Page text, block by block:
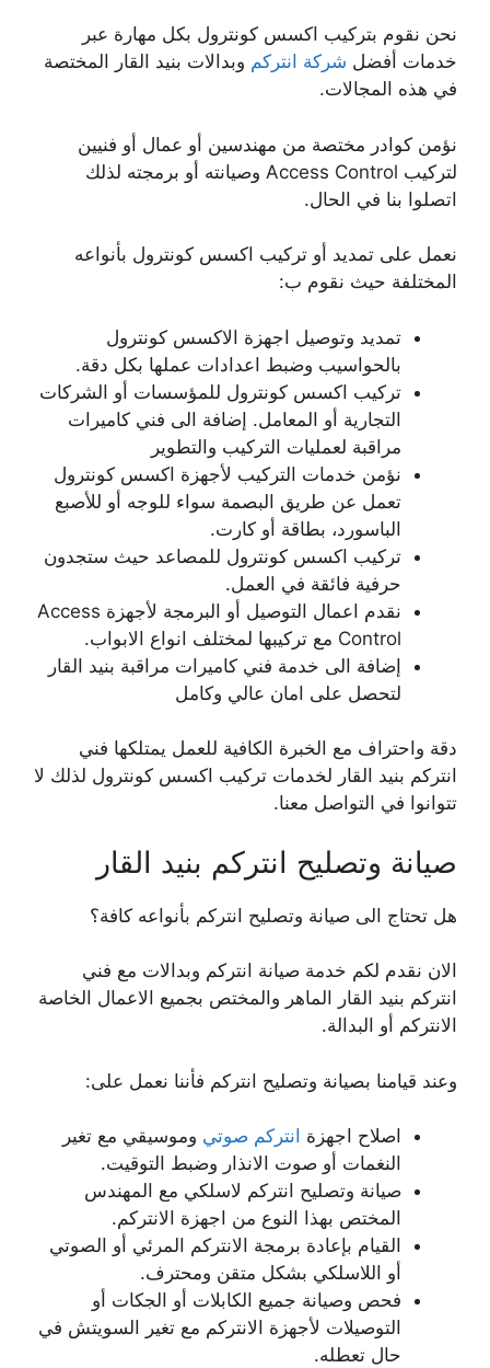
نحن نقوم بتركيب اكسس كونترول بكل مهارة عبر
خدمات أفضل شركة انتركم وبدالات بنيد القار المختصة
في هذه المجالات.
نؤمن كوادر مختصة من مهندسين أو عمال أو فنيين
لتركيب Access Control وصيانته أو برمجته لذلك
اتصلوا بنا في الحال.
نعمل على تمديد أو تركيب اكسس كونترول بأنواعه
المختلفة حيث نقوم ب:
تمديد وتوصيل اجهزة الاكسس كونترول
بالحواسيب وضبط اعدادات عملها بكل دقة.
تركيب اكسس كونترول للمؤسسات أو الشركات
التجارية أو المعامل. إضافة الى فني كاميرات
مراقبة لعمليات التركيب والتطوير
نؤمن خدمات التركيب لأجهزة اكسس كونترول
تعمل عن طريق البصمة سواء للوجه أو للأصبع
الباسورد، بطاقة أو كارت.
تركيب اكسس كونترول للمصاعد حيث ستجدون
حرفية فائقة في العمل.
نقدم اعمال التوصيل أو البرمجة لأجهزة Access
Control مع تركيبها لمختلف انواع الابواب.
إضافة الى خدمة فني كاميرات مراقبة بنيد القار
لتحصل على امان عالي وكامل
دقة واحتراف مع الخبرة الكافية للعمل يمتلكها فني
انتركم بنيد القار لخدمات تركيب اكسس كونترول لذلك لا
تتوانوا في التواصل معنا.
صيانة وتصليح انتركم بنيد القار
هل تحتاج الى صيانة وتصليح انتركم بأنواعه كافة؟
الان نقدم لكم خدمة صيانة انتركم وبدالات مع فني
انتركم بنيد القار الماهر والمختص بجميع الاعمال الخاصة
الانتركم أو البدالة.
وعند قيامنا بصيانة وتصليح انتركم فأننا نعمل على:
اصلاح اجهزة انتركم صوتي وموسيقي مع تغير
النغمات أو صوت الانذار وضبط التوقيت.
صيانة وتصليح انتركم لاسلكي مع المهندس
المختص بهذا النوع من اجهزة الانتركم.
القيام بإعادة برمجة الانتركم المرئي أو الصوتي
أو اللاسلكي بشكل متقن ومحترف.
فحص وصيانة جميع الكابلات أو الجكات أو
التوصيلات لأجهزة الانتركم مع تغير السويتش في
حال تعطله.